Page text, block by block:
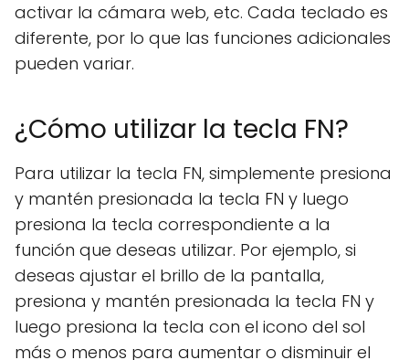
activar la cámara web, etc. Cada teclado es
diferente, por lo que las funciones adicionales
pueden variar.
¿Cómo utilizar la tecla FN?
Para utilizar la tecla FN, simplemente presiona
y mantén presionada la tecla FN y luego
presiona la tecla correspondiente a la
función que deseas utilizar. Por ejemplo, si
deseas ajustar el brillo de la pantalla,
presiona y mantén presionada la tecla FN y
luego presiona la tecla con el icono del sol
más o menos para aumentar o disminuir el